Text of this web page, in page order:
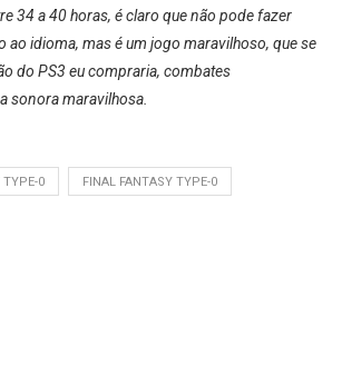
34 a 40 horas, é claro que não pode fazer
ao idioma, mas é um jogo maravilhoso, que se
do PS3 eu compraria, combates
sonora maravilhosa.
TYPE-0 FINAL FANTASY TYPE-0